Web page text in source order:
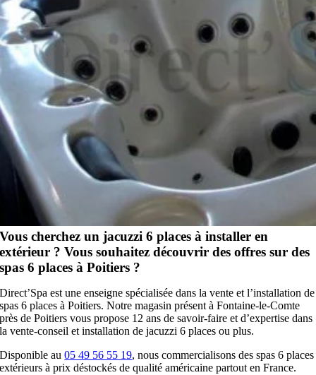
Vous cherchez un jacuzzi 6 places à installer en
extérieur ? Vous souhaitez découvrir des offres sur des
spas 6 places à Poitiers ?
Direct’Spa est une enseigne spécialisée dans la vente et l’installation de
spas 6 places à Poitiers. Notre magasin présent à Fontaine-le-Comte
près de Poitiers vous propose 12 ans de savoir-faire et d’expertise dans
la vente-conseil et installation de jacuzzi 6 places ou plus.
Disponible au05 49 56 55 19, nous commercialisons des spas 6 places
extérieurs à prix déstockés de qualité américaine partout en France.